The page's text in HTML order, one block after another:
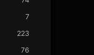
7
223
76